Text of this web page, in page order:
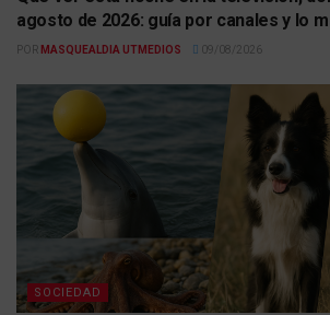
agosto de 2026: guía por canales y lo
POR MASQUEALDIA UTMEDIOS 09/08/2026
SOCIEDAD